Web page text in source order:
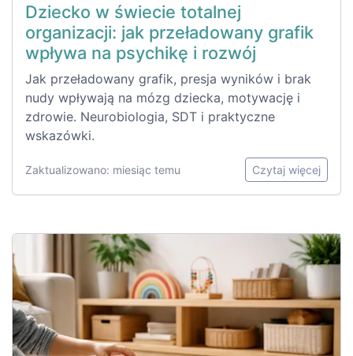
Dziecko w świecie totalnej
organizacji: jak przeładowany grafik
wpływa na psychikę i rozwój
Jak przeładowany grafik, presja wyników i brak
nudy wpływają na mózg dziecka, motywację i
zdrowie. Neurobiologia, SDT i praktyczne
wskazówki.
Zaktualizowano: miesiąc temu Czytaj więcej